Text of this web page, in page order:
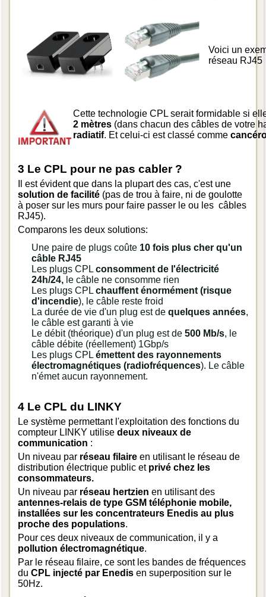
Voici un
réseau RJ45
Cette technologie CPL serait formidable si
2 mètres (dans chacun des câbles de votre
radiatif. Et celui-ci est classé comme
3 Le CPL pour ne pas cabler ?
Il est évident que dans la plupart des cas, c'est une
solution de facilité (pas de trou à faire, ni de goulotte
à poser sur les murs pour faire passer le ou les câbles
RJ45).
Comparons les deux solutions:
Une paire de plugs coûte 10 fois plus cher qu'un
câble RJ45
Les plugs CPLconsomment de l'électricité
24h/24, le câble ne consomme rien
Les plugs CPLchauffent énormément (risque
d'incendie), le câble reste froid
La durée de vie d'un plug est dequelques années,
le câble est garanti à vie
Le débit (théorique) d'un plug est de500 Mb/s, le
câble débite (réellement) 1Gbp/s
Les plugs CPLémettent des rayonnements
électromagnétiques (radiofréquences). Le câble
n'émet aucun rayonnement.
4 Le CPL du LINKY
Le système permettant l'exploitation des fonctions du
compteur LINKY utilisedeux niveaux de
communication :
Un niveau par réseau filaire en utilisant le réseau de
distribution électrique public et privé chez les
consommateurs.
Un niveau par réseau hertzien en utilisant des
antennes-relais de type GSM téléphonie mobile,
installées sur les concentrateurs Enedis au plus
proche des populations.
Pour ces deux niveaux de communication, il y a
pollution électromagnétique.
Par le réseau filaire, ce sont les bandes de fréquences
duCPL injecté par Enedis en superposition sur le
50Hz.